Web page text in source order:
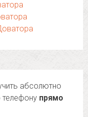
абсолютно
телефону прямо